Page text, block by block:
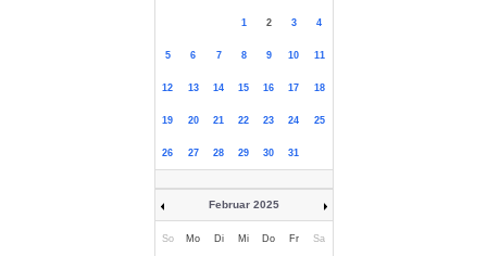
1 2 3 4
5 6 7 8 9 10 11
12 13 14 15 16 17 18
19 20 21 22 23 24 25
26 27 28 29 30 31
Februar 2025
So Mo Di Mi Do Fr Sa